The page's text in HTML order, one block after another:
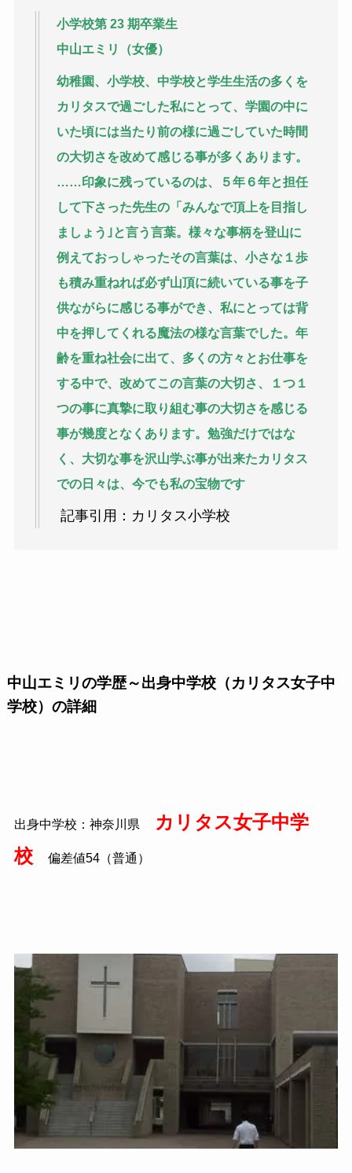
小学校第 23 期卒業生
中山エミリ（女優）
幼稚園、小学校、中学校と学生生活の多くを
カリタスで過ごした私にとって、学園の中に
いた頃には当たり前の様に過ごしていた時間
の大切さを改めて感じる事が多くあります。
……印象に残っているのは、５年６年と担任
して下さった先生の「みんなで頂上を目指し
ましょう｣と言う言葉。様々な事柄を登山に
例えておっしゃったその言葉は、小さな１歩
も積み重ねれば必ず山頂に続いている事を子
供ながらに感じる事ができ、私にとっては背
中を押してくれる魔法の様な言葉でした。年
齢を重ね社会に出て、多くの方々とお仕事を
する中で、改めてこの言葉の大切さ、１つ１
つの事に真摯に取り組む事の大切さを感じる
事が幾度となくあります。勉強だけではな
く、大切な事を沢山学ぶ事が出来たカリタス
での日々は、今でも私の宝物です
記事引用：カリタス小学校
中山エミリの学歴～出身中学校（カリタス女子中
学校）の詳細
出身中学校：神奈川県
カリタス女子中学
校
偏差値54（普通）